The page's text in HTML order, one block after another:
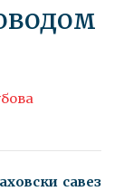
савез